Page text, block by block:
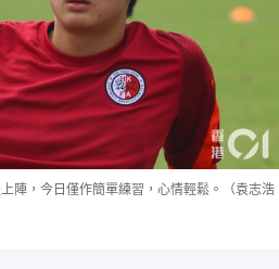
陣，今日僅作簡單練習，心情輕鬆。（袁志浩